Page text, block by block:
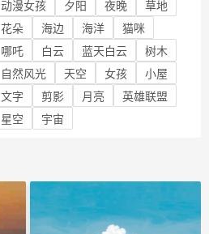
动漫女孩 夕阳 夜晚
草地
花朵 海边 海洋
猫咪
哪吒 白云 蓝天白云
树木
自然风光 天空 女孩
小屋
文字 剪影 月亮
英雄联盟
星空 宇宙